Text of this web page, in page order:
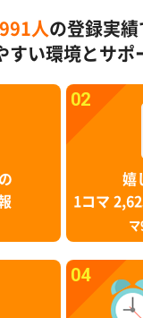
人 の登録実績
すい環境とサポ
02
嬉
1コマ
04